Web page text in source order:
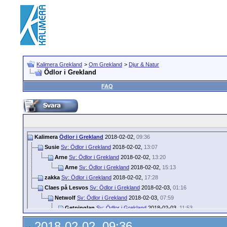
Kalimera Grekland > Om Grekland > Djur & Natur
Ödlor i Grekland
FAQ
Kalimera Ödlor i Grekland 2018-02-02, 09:36
Susie Sv: Ödlor i Grekland 2018-02-02, 13:07
Arne Sv: Ödlor i Grekland 2018-02-02, 13:20
Arne Sv: Ödlor i Grekland 2018-02-02, 15:13
zakka Sv: Ödlor i Grekland 2018-02-02, 17:28
Claes på Lesvos Sv: Ödlor i Grekland 2018-02-03, 01:16
Netwolf Sv: Ödlor i Grekland 2018-02-03, 07:59
Getpinglan Sv: Ödlor i Grekland 2018-02-03, 11:53
Carle Sv: Ödlor i Grekland2018-02-06,13:10